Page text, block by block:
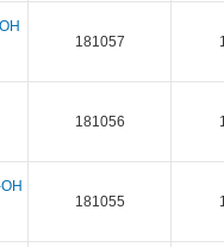
181057
181056
181055